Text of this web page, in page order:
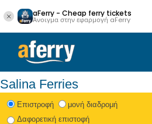
aFerry - Cheap ferry tickets
Άνοιγμα στην εφαρμογή aFerry
Salina Ferries
Eπιστροφή
μονή διαδρομή
Δαφορετική επιστοφή